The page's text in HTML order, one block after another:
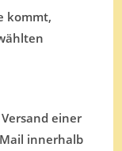
kommt,
einer
innerhalb